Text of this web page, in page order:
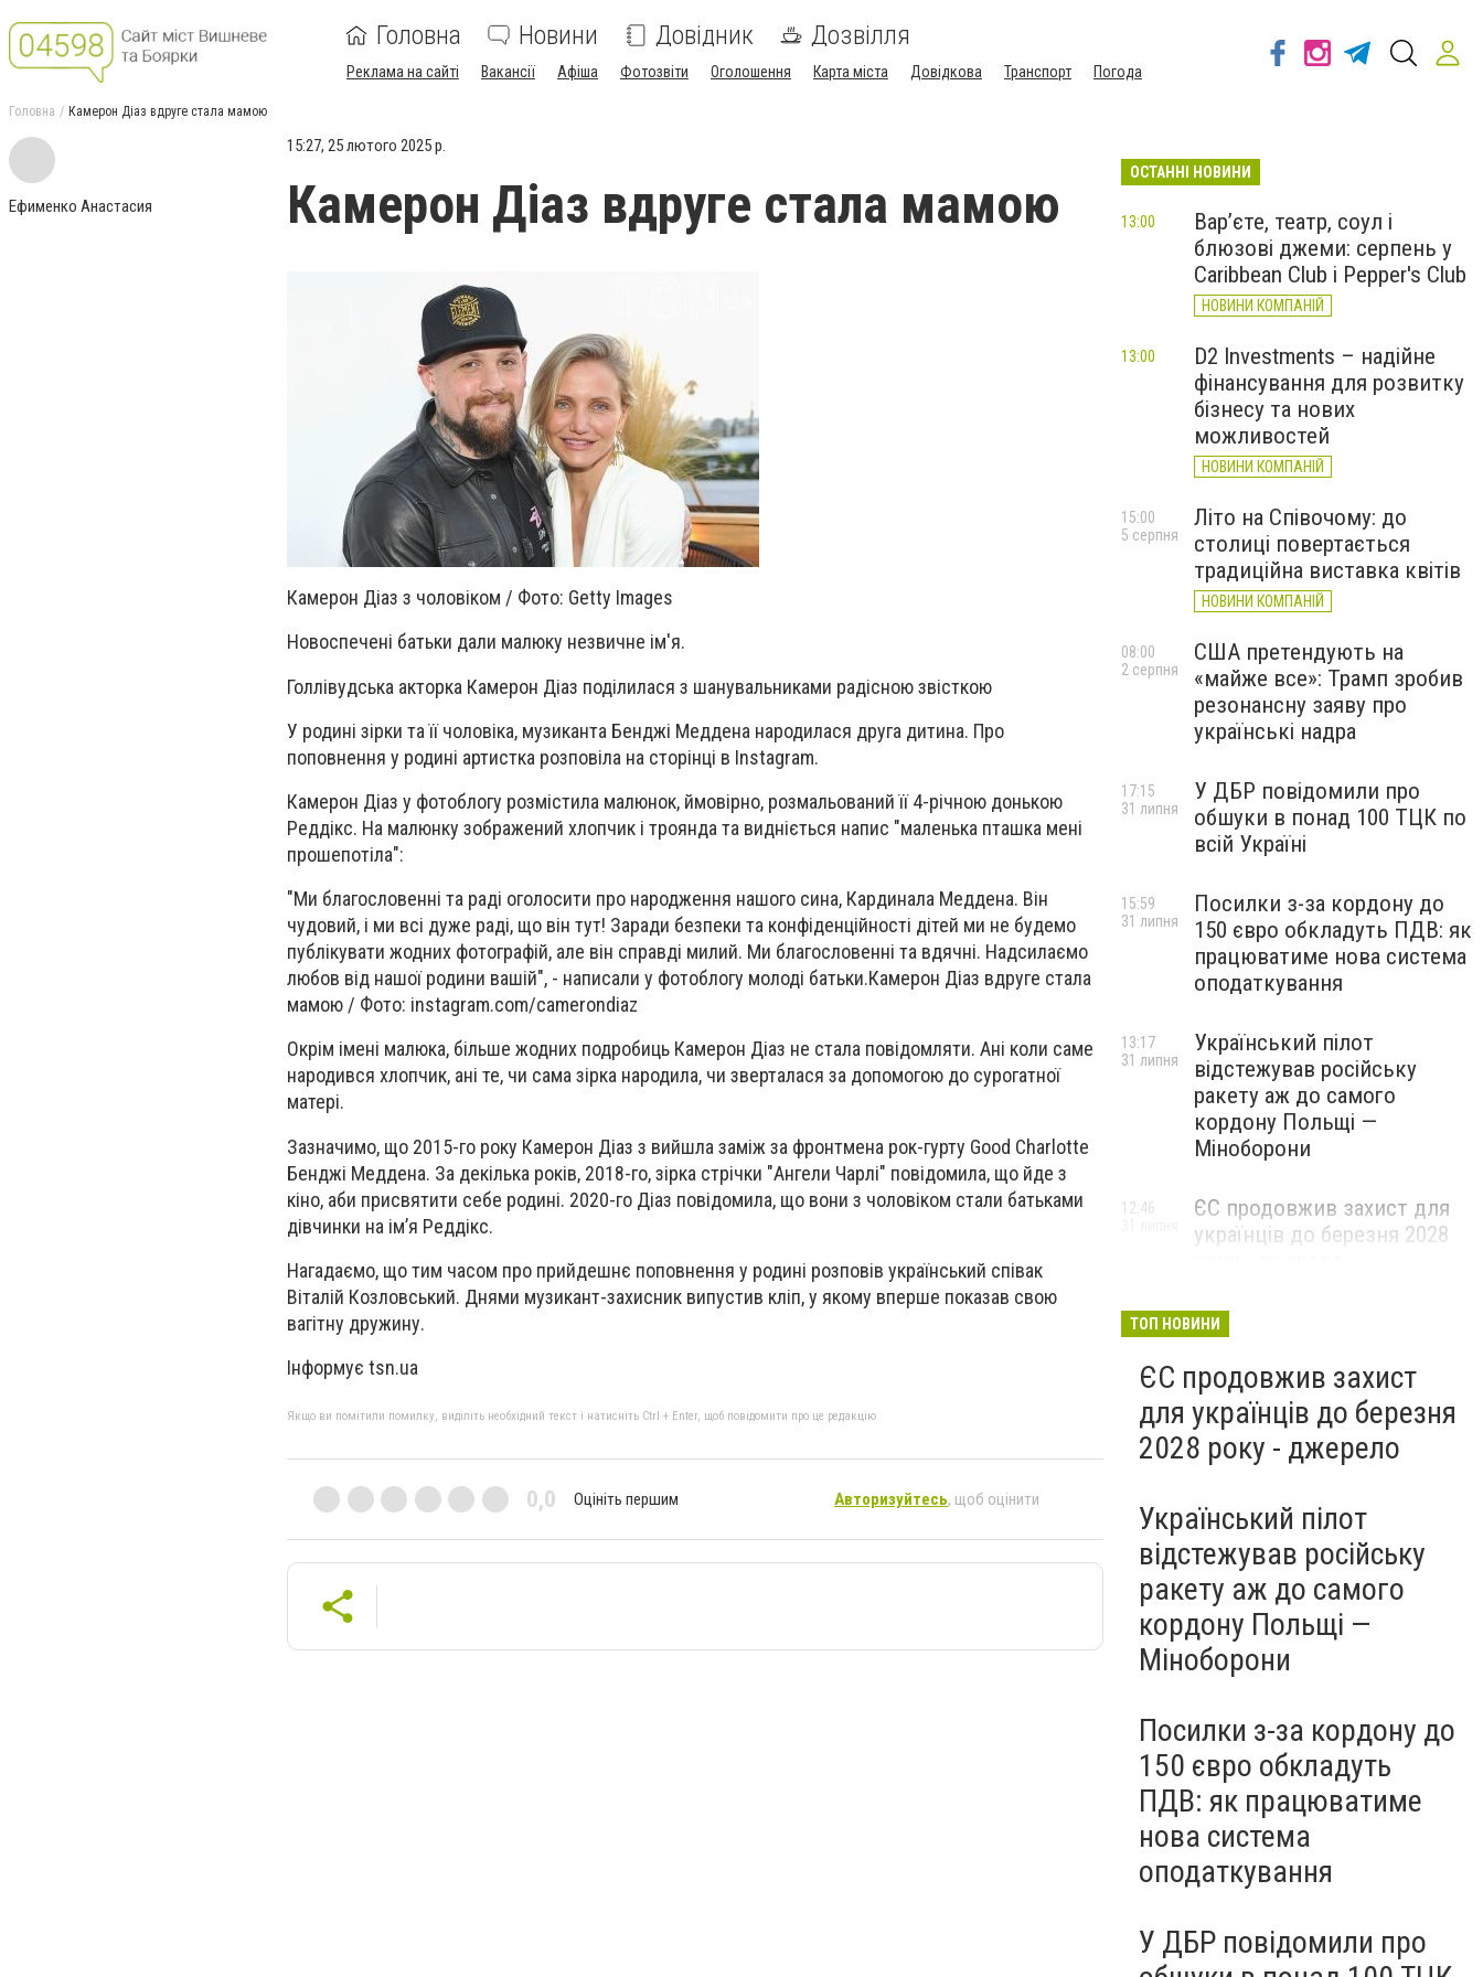
Головна Новини Довідник Дозвілля
Реклама на сайті Вакансії Афіша Фотозвіти Оголошення Карта міста Довідкова Транспорт Погода
Головна Камерон Діаз вдруге стала мамою
Ефименко Анастасия
15:27, 25 лютого 2025 р.
Камерон Діаз вдруге стала мамою
Камерон Діаз з чоловіком / Фото: Getty Images
Новоспечені батьки дали малюку незвичне ім'я.
Голлівудська акторка Камерон Діаз поділилася з шанувальниками радісною звісткою
У родині зірки та її чоловіка, музиканта Бенджі Меддена народилася друга дитина. Про
поповнення у родині артистка розповіла на сторінці в Instagram.
Камерон Діаз у фотоблогу розмістила малюнок, ймовірно, розмальований її 4-річною донькою
Реддікс. На малюнку зображений хлопчик і троянда та видніється напис "маленька пташка мені
прошепотіла":
"Ми благословенні та раді оголосити про народження нашого сина, Кардинала Меддена. Він
чудовий, і ми всі дуже раді, що він тут! Заради безпеки та конфіденційності дітей ми не будемо
публікувати жодних фотографій, але він справді милий. Ми благословенні та вдячні. Надсилаємо
любов від нашої родини вашій", - написали у фотоблогу молоді батьки.Камерон Діаз вдруге стала
мамою / Фото: instagram.com/camerondiaz
Окрім імені малюка, більше жодних подробиць Камерон Діаз не стала повідомляти. Ані коли саме
народився хлопчик, ані те, чи сама зірка народила, чи зверталася за допомогою до сурогатної
матері.
Зазначимо, що 2015-го року Камерон Діаз з вийшла заміж за фронтмена рок-гурту Good Charlotte
Бенджі Меддена. За декілька років, 2018-го, зірка стрічки "Ангели Чарлі" повідомила, що йде з
кіно, аби присвятити себе родині. 2020-го Діаз повідомила, що вони з чоловіком стали батьками
дівчинки на ім’я Реддікс.
Нагадаємо, що тим часом про прийдешнє поповнення у родині розповів український співак
Віталій Козловський. Днями музикант-захисник випустив кліп, у якому вперше показав свою
вагітну дружину.
Інформує tsn.ua
Якщо ви помітили помилку, виділіть необхідний текст і натисніть Ctrl + Enter, щоб повідомити про це редакцію
0,0 Оцініть першим Авторизуйтесь, щоб оцінити
ОСТАННІ НОВИНИ
Вар’єте, театр, соул і
блюзові джеми: серпень у
Caribbean Club і Pepper's Club
НОВИНИ КОМПАНІЙ
13:00
D2 Investments – надійне
фінансування для розвитку
бізнесу та нових
можливостей
НОВИНИ КОМПАНІЙ
13:00
Літо на Співочому: до
столиці повертається
традиційна виставка квітів
НОВИНИ КОМПАНІЙ
15:00
5 серпня
США претендують на
«майже все»: Трамп зробив
резонансну заяву про
українські надра
08:00
2 серпня
У ДБР повідомили про
обшуки в понад 100 ТЦК по
всій Україні
17:15
31 липня
Посилки з-за кордону до
150 євро обкладуть ПДВ: як
працюватиме нова система
оподаткування
15:59
31 липня
Український пілот
відстежував російську
ракету аж до самого
кордону Польщі —
Міноборони
13:17
31 липня
ЄС продовжив захист для
українців до березня 2028
12:46
ТОП НОВИНИ
ЄС продовжив захист
для українців до березня
2028 року - джерело
Український пілот
відстежував російську
ракету аж до самого
кордону Польщі —
Міноборони
Посилки з-за кордону до
150 євро обкладуть
ПДВ: як працюватиме
нова система
оподаткування
У ДБР повідомили про